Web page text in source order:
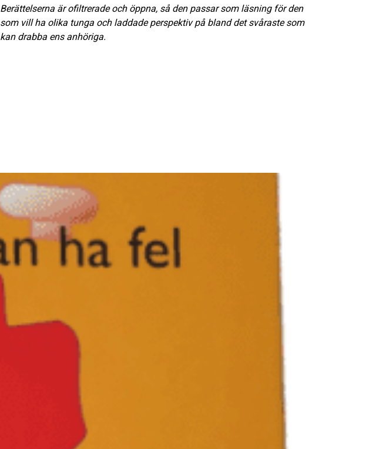
Berättelserna är ofiltrerade och öppna, så den passar som läsning för den
som vill ha olika tunga och laddade perspektiv på bland det svåraste som
kan drabba ens anhöriga.